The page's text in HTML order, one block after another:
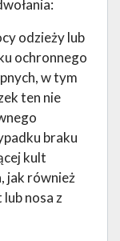
odzieży lub
ochronnego
w tym
ten nie
braku
kult
jak również
nosa z